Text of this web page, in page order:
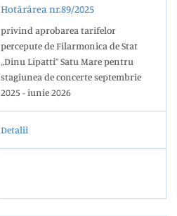
Hotărârea nr.89/2025
privind aprobarea tarifelor
percepute de Filarmonica de Stat
„Dinu Lipatti” Satu Mare pentru
stagiunea de concerte septembrie
2025 - iunie 2026
Detalii